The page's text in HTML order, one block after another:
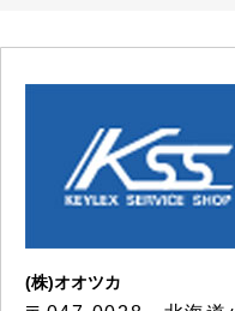
(株)オオツカ